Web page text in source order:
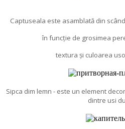
Captuseala este asamblată din
în funcție de grosimea
textura și culoarea
Sipca dim lemn - este un element
dintre usi